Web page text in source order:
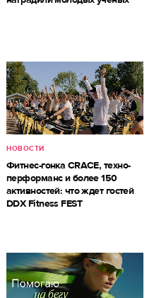
НОВОСТИ
Фитнес-гонка CRACE, техно-
перформанс и более 150
активностей: что ждет гостей
DDX Fitness FEST